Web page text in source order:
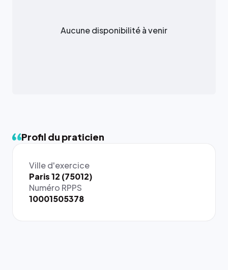
Aucune disponibilité à venir
Profil du praticien
Ville d'exercice
Paris 12 (75012)
Numéro RPPS
10001505378
{# 40×40
: la taille
rendue par
`.profile-